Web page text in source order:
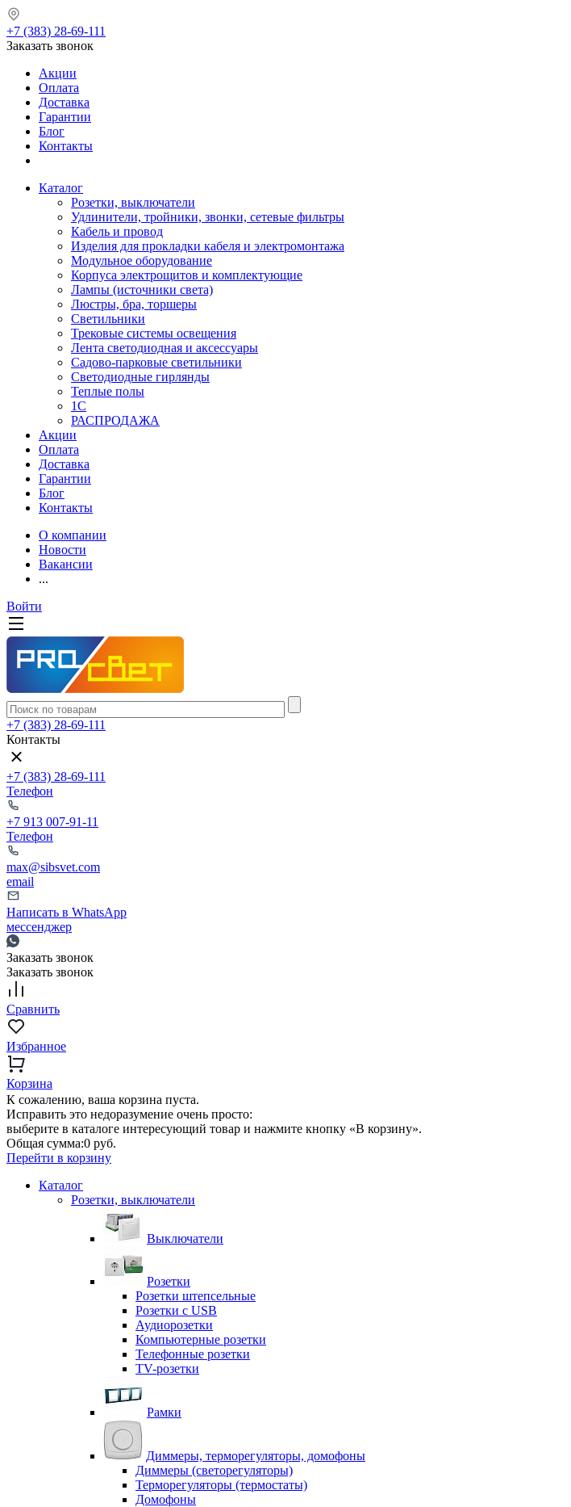
+7 (383) 28-69-111
Заказать звонок
Акции
Оплата
Доставка
Гарантии
Блог
Контакты
Каталог
Розетки, выключатели
Удлинители, тройники, звонки, сетевые фильтры
Кабель и провод
Изделия для прокладки кабеля и электромонтажа
Модульное оборудование
Корпуса электрощитов и комплектующие
Лампы (источники света)
Люстры, бра, торшеры
Светильники
Трековые системы освещения
Лента светодиодная и аксессуары
Садово-парковые светильники
Светодиодные гирлянды
Теплые полы
1С
РАСПРОДАЖА
Акции
Оплата
Доставка
Гарантии
Блог
Контакты
О компании
Новости
Вакансии
...
Войти
+7 (383) 28-69-111
Контакты
+7 (383) 28-69-111
Телефон
+7 913 007-91-11
Телефон
max@sibsvet.com
email
Написать в WhatsApp
мессенджер
Заказать звонок
Заказать звонок
Сравнить
Избранное
Корзина
К сожалению, ваша корзина пуста.
Исправить это недоразумение очень просто:
выберите в каталоге интересующий товар и нажмите кнопку «В корзину».
Общая сумма:0 руб.
Перейти в корзину
Каталог
Розетки, выключатели
Выключатели
Розетки
Розетки штепсельные
Розетки с USB
Аудиорозетки
Компьютерные розетки
Телефонные розетки
TV-розетки
Рамки
Диммеры, терморегуляторы, домофоны
Диммеры (светорегуляторы)
Терморегуляторы (термостаты)
Домофоны